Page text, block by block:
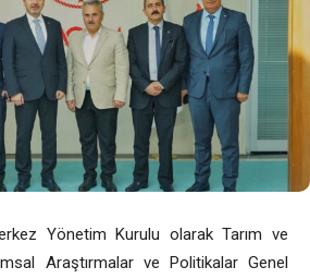
Yönetim Kurulu olarak Tarım ve
Araştırmalar ve Politikalar Genel